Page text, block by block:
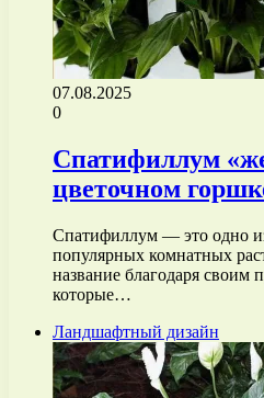
07.08.2025
0
Спатифиллум
цветочном
Спатифиллум — это одно
популярных комнатных
название благодаря своим
которые…
Ландшафтный дизайн